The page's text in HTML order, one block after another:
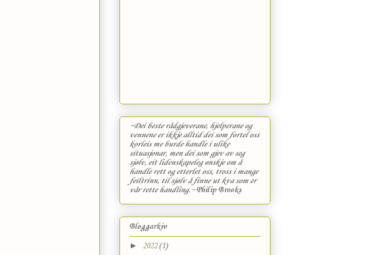
~Dei beste rådgjeverane, hjelperane og
vennene er ikkje alltid dei som fortel oss
korleis me burde handle i ulike
situasjonar, men dei som gjev av seg
sjølv, eit lidenskapeleg ønskje om å
handle rett og etterlet oss, tross i mange
feiltrinn, til sjølv å finne ut kva som er
vår rette handling.~Philip Brooks
Bloggarkiv
► 2022 (1)